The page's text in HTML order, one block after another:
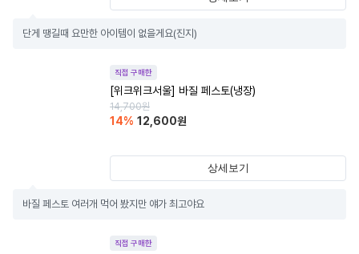
단게 땡길때 요만한 아이템이 없을게요(진지)
직접 구매한
[위크위크서울] 바질 페스토(냉장)
14,700원
14% 12,600원
상세보기
바질 페스토 여러개 먹어 봤지만 얘가 최고야요
직접 구매한